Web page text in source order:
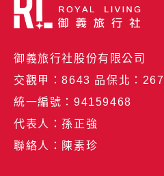
御義旅行社股份有限公司
交觀甲：8643 品保北：
統一編號：94159468
代表人：孫正強
聯絡人：陳素珍